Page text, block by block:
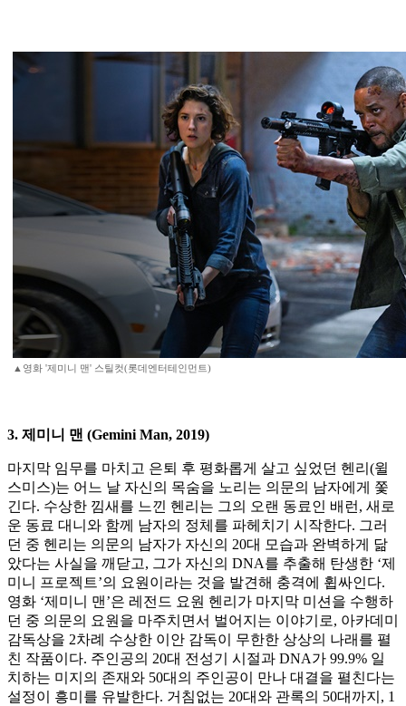
▲영화 '제미니 맨' 스틸컷(롯데엔터테인먼트)
3. 제미니 맨 (Gemini Man, 2019)
마지막 임무를 마치고 은퇴 후 평화롭게 살고 싶었던 헨리(윌
스미스)는 어느 날 자신의 목숨을 노리는 의문의 남자에게 쫓
긴다. 수상한 낌새를 느낀 헨리는 그의 오랜 동료인 배런, 새로
운 동료 대니와 함께 남자의 정체를 파헤치기 시작한다. 그러
던 중 헨리는 의문의 남자가 자신의 20대 모습과 완벽하게 닮
았다는 사실을 깨닫고, 그가 자신의 DNA를 추출해 탄생한 ‘제
미니 프로젝트’의 요원이라는 것을 발견해 충격에 휩싸인다.
영화 ‘제미니 맨’은 레전드 요원 헨리가 마지막 미션을 수행하
던 중 의문의 요원을 마주치면서 벌어지는 이야기로, 아카데미
감독상을 2차례 수상한 이안 감독이 무한한 상상의 나래를 펼
친 작품이다. 주인공의 20대 전성기 시절과 DNA가 99.9% 일
치하는 미지의 존재와 50대의 주인공이 만나 대결을 펼친다는
설정이 흥미를 유발한다. 거침없는 20대와 관록의 50대까지, 1